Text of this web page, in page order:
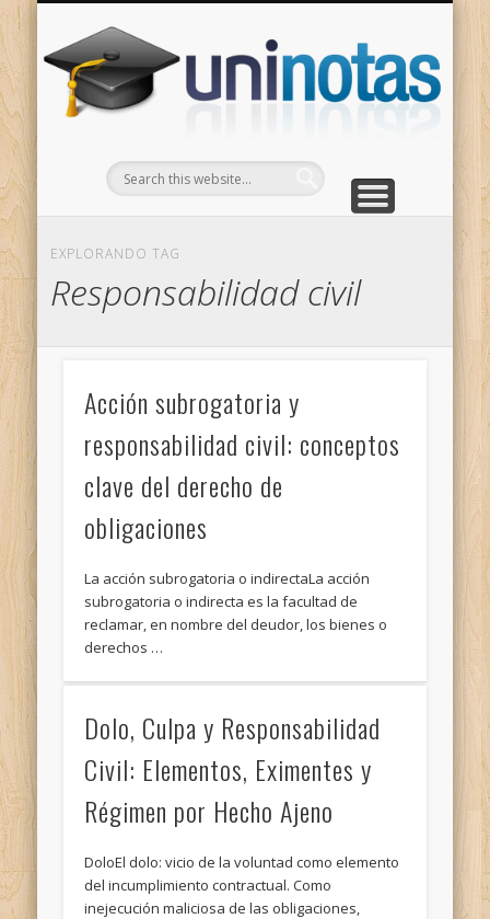
EXPLORANDO TAG
Responsabilidad civil
Acción subrogatoria y
responsabilidad civil: conceptos
clave del derecho de
obligaciones
La acción subrogatoria o indirectaLa acción
subrogatoria o indirecta es la facultad de
reclamar, en nombre del deudor, los bienes o
derechos …
Dolo, Culpa y Responsabilidad
Civil: Elementos, Eximentes y
Régimen por Hecho Ajeno
DoloEl dolo: vicio de la voluntad como elemento
del incumplimiento contractual. Como
inejecución maliciosa de las obligaciones,